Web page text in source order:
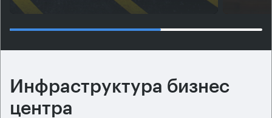
Инфраструктура бизнес
центра